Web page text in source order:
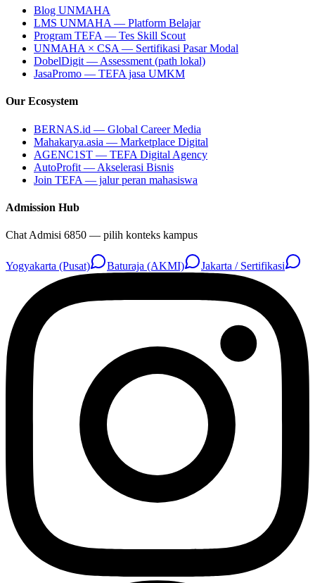
Blog UNMAHA
LMS UNMAHA — Platform Belajar
Program TEFA — Tes Skill Scout
UNMAHA × CSA — Sertifikasi Pasar Modal
DobelDigit — Assessment (path lokal)
JasaPromo — TEFA jasa UMKM
Our Ecosystem
BERNAS.id — Global Career Media
Mahakarya.asia — Marketplace Digital
AGENC1ST — TEFA Digital Agency
AutoProfit — Akselerasi Bisnis
Join TEFA — jalur peran mahasiswa
Admission Hub
Chat Admisi 6850 — pilih konteks kampus
Yogyakarta (Pusat) Baturaja (AKMI) Jakarta / Sertifikasi